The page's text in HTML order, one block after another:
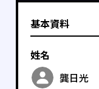
基本資料
姓名
龔日光